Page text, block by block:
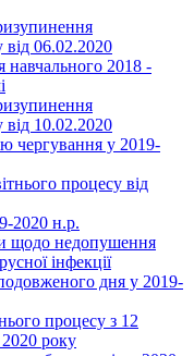
від 06.02.2020
навчального 2018 -
від 10.02.2020
чергування у 2019-
процесу від
2020 н.р.
щодо недопушення
інфекції
дня у 2019-
процесу з 12
2020 року